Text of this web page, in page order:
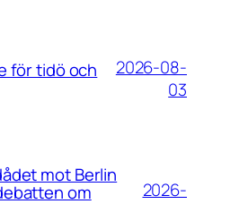
för tidö och
2026-08-
03
mot Berlin
om
2026-